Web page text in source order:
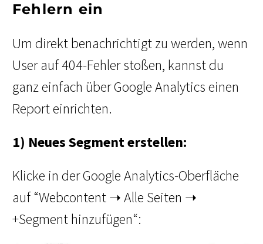
Fehlern ein
Um direkt benachrichtigt zu werden, wenn
User auf 404-Fehler stoßen, kannst du
ganz einfach über Google Analytics einen
Report einrichten.
1) Neues Segment erstellen:
Klicke in der Google Analytics-Oberfläche
auf “Webcontent ➝ Alle Seiten ➝
+Segment hinzufügen“: